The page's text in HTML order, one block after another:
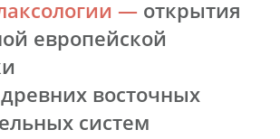
— открытия
европейской
восточных
систем